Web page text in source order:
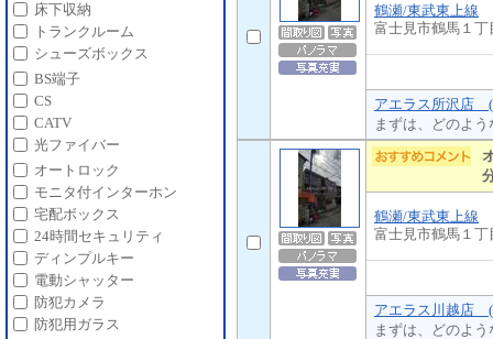
鶴瀬/東武東上線
富士見市鶴馬１丁
アエラス所沢店 (
まずは、どのよ
鶴瀬/東武東上線
富士見市鶴馬１丁
アエラス川越店 (
まずは、どのよ
床下収納
トランクルーム
シューズボックス
BS端子
CS
CATV
光ファイバー
オートロック
モニタ付インターホン
宅配ボックス
24時間セキュリティ
ディンプルキー
電動シャッター
防犯カメラ
防犯用ガラス